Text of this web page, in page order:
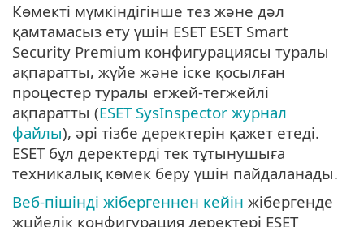
Көмекті мүмкіндігінше тез және дәл
қамтамасыз ету үшін ESET ESET Smart
Security Premium конфигурациясы туралы
ақпаратты, жүйе және іске қосылған
процестер туралы егжей-тегжейлі
ақпаратты (ESET SysInspector журнал
файлы), әрі тізбе деректерін қажет етеді.
ESET бұл деректерді тек тұтынушыға
техникалық көмек беру үшін пайдаланады.
Веб-пішінді жібергеннен кейін жібергенде
жџйелік конфигурация деректері ESET